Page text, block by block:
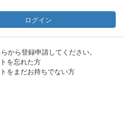
ログイン
から登録申請してください。
を忘れた方
をまだお持ちでない方